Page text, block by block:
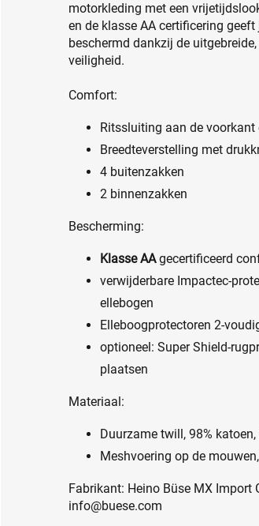
motorkleding met een
en de klasse AA certificering
beschermd dankzij de
veiligheid.
Comfort:
Ritssluiting aan de
Breedteverstelling met
4 buitenzakken
2 binnenzakken
Bescherming:
Klasse AAgecertificeerd
verwijderbare Impactec-
ellebogen
Elleboogprotectoren 2-
optioneel: Super Shield-
plaatsen
Materiaal:
Duurzame twill, 98%
Meshvoering op de
Fabrikant: Heino Büse MX Import
info@buese.com